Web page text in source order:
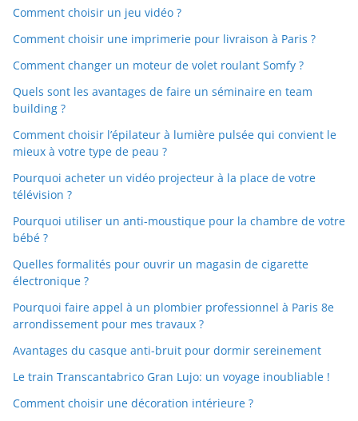
Comment choisir un jeu vidéo ?
Comment choisir une imprimerie pour livraison à Paris ?
Comment changer un moteur de volet roulant Somfy ?
Quels sont les avantages de faire un séminaire en team
building ?
Comment choisir l’épilateur à lumière pulsée qui convient le
mieux à votre type de peau ?
Pourquoi acheter un vidéo projecteur à la place de votre
télévision ?
Pourquoi utiliser un anti-moustique pour la chambre de votre
bébé ?
Quelles formalités pour ouvrir un magasin de cigarette
électronique ?
Pourquoi faire appel à un plombier professionnel à Paris 8e
arrondissement pour mes travaux ?
Avantages du casque anti-bruit pour dormir sereinement
Le train Transcantabrico Gran Lujo: un voyage inoubliable !
Comment choisir une décoration intérieure ?